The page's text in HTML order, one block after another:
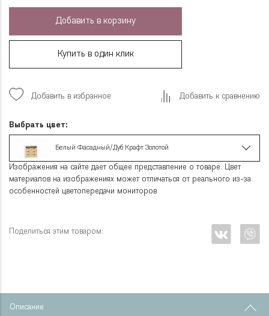
Добавить в корзину
Купить в один клик
Добавить в избранное Добавить к сравнению
Выбрать цвет:
Белый Фасадный/Дуб Крафт Золотой
Изображения на сайте дает общее представление о товаре. Цвет
материалов на изображениях может отличаться от реального из-за
особенностей цветопередачи мониторов
Поделиться этим товаром:
Описание